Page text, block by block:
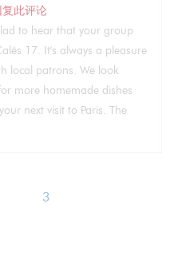
复此评论
to hear that your group
17. It's always a pleasure
local patrons. We look
more homemade dishes
next visit to Paris. The
3